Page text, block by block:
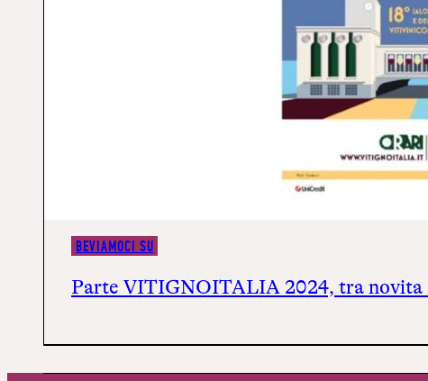
BEVIAMOCI SU
Parte VITIGNOITALIA 2024, tra novità